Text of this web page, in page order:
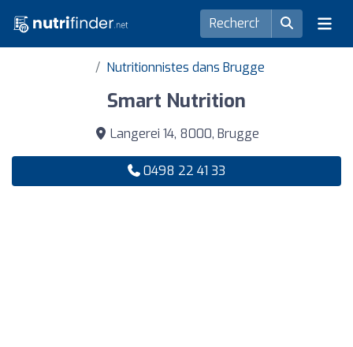
Nutritionnistes dans Brugge
Smart Nutrition
Langerei 14, 8000, Brugge
0498 22 41 33